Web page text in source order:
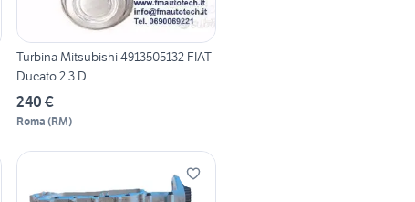
Turbina Mitsubishi 4913505132 FIAT
Ducato 2.3 D
240 €
Roma (RM)